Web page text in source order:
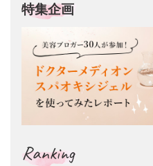
特集企画
Ranking